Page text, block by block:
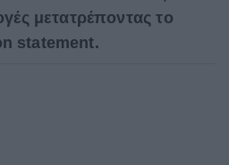
μετατρέποντας το
statement.